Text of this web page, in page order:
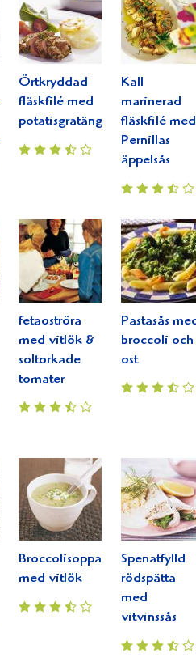
Örtkryddad
fläskfilé med
potatisgratäng
Kall
marinerad
fläskfilé med
Pernillas
äppelsås
fetaoströra
med vitlök &
soltorkade
tomater
Pastasås
broccoli och
ost
Broccolisoppa
med vitlök
Spenatfylld
rödspätta
med
vitvinssås